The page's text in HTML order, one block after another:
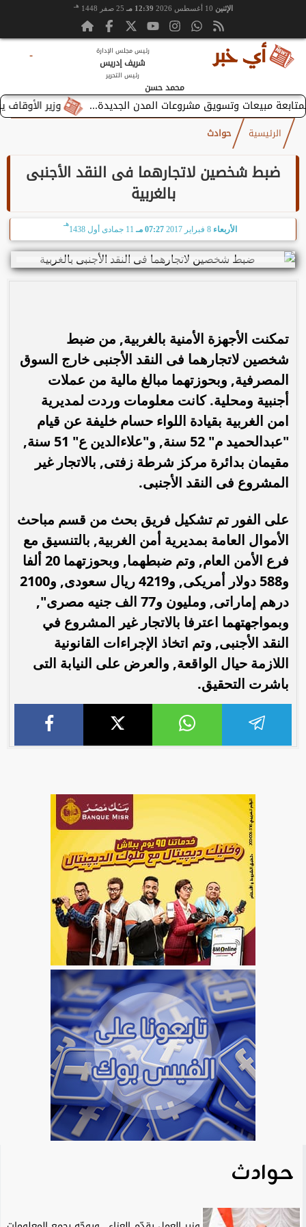
الإثنين 12:39 مـ 25 صفر 1448 هـ
رئيس مجلس الإدارة
شريف إدريس
رئيس التحرير
محمد حسن
-
وزير الأوقاف
الرئيسية حوادث
ضبط شخصين لاتجارهما فى النقد الأجنبى
بالغربية
الأربعاء 07:27 مـ 11 جمادى أول 1438
هـ
تمكنت الأجهزة الأمنية بالغربية, من ضبط
شخصين لاتجارهما فى النقد الأجنبى خارج السوق
المصرفية, وبحوزتهما مبالغ مالية من عملات
أجنبية ومحلية. كانت معلومات وردت لمديرية
امن الغربية بقيادة اللواء حسام خليفة عن قيام
"عبدالحميد م" 52 سنة, و"علاءالدين ع" 51 سنة,
مقيمان بدائرة مركز شرطة زفتى, بالاتجار غير
المشروع فى النقد الأجنبى.
على الفور تم تشكيل فريق بحث من قسم مباحث
الأموال العامة بمديرية أمن الغربية, بالتنسيق مع
فرع الأمن العام, وتم ضبطهما, وبحوزتهما 20 ألفا
و588 دولار أمريكى, و4219 ريال سعودى, و2100
درهم إماراتى, ومليون و77 الف جنيه مصرى",
وبمواجهتهما اعترفا بالاتجار غير المشروع في
النقد الأجنبى, وتم اتخاذ الإجراءات القانونية
اللازمة حيال الواقعة, والعرض على النيابة التى
باشرت التحقيق.
حوادث